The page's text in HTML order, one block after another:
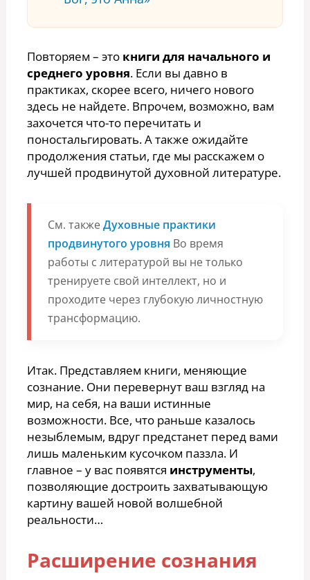
Повторяем – это книги для начального и
среднего уровня. Если вы давно в
практиках, скорее всего, ничего нового
здесь не найдете. Впрочем, возможно, вам
захочется что-то перечитать и
поностальгировать. А также ожидайте
продолжения статьи, где мы расскажем о
лучшей продвинутой духовной литературе.
См. такжеДуховные практики
продвинутого уровня Во время
работы с литературой вы не только
тренируете свой интеллект, но и
проходите через глубокую личностную
трансформацию.
Итак. Представляем книги, меняющие
сознание. Они перевернут ваш взгляд на
мир, на себя, на ваши истинные
возможности. Все, что раньше казалось
незыблемым, вдруг предстанет перед вами
лишь маленьким кусочком паззла. И
главное – у вас появятся инструменты,
позволяющие достроить захватывающую
картину вашей новой волшебной
реальности…
Расширение сознания